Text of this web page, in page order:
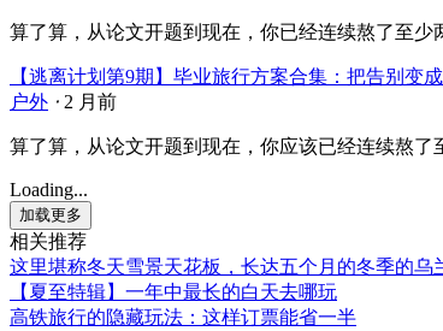
算了算，从论文开题到现在，你已经连续熬了至
【逃离计划第9期】毕业旅行方案合集：把告别变
户外 ⋅ 2 月前
算了算，从论文开题到现在，你应该已经连续熬
Loading...
加载更多
相关推荐
这里堪称冬天雪景天花板，长达五个月的冬季的乌
【夏至特辑】一年中最长的白天去哪玩
高铁旅行的隐藏玩法：这样订票能省一半